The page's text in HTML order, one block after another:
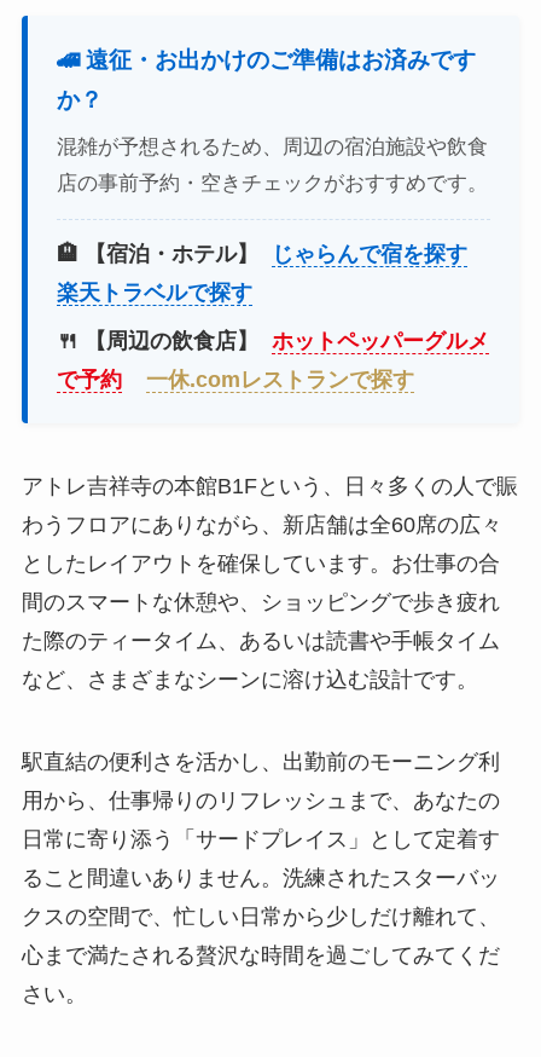
🚄 遠征・お出かけのご準備はお済みです
か？
混雑が予想されるため、周辺の宿泊施設や飲食
店の事前予約・空きチェックがおすすめです。
🏨 【宿泊・ホテル】
じゃらんで宿を探す
楽天トラベルで探す
🍴 【周辺の飲食店】
ホットペッパーグルメ
で予約
一休.comレストランで探す
アトレ吉祥寺の本館B1Fという、日々多くの人で賑
わうフロアにありながら、新店舗は全60席の広々
としたレイアウトを確保しています。お仕事の合
間のスマートな休憩や、ショッピングで歩き疲れ
た際のティータイム、あるいは読書や手帳タイム
など、さまざまなシーンに溶け込む設計です。
駅直結の便利さを活かし、出勤前のモーニング利
用から、仕事帰りのリフレッシュまで、あなたの
日常に寄り添う「サードプレイス」として定着す
ること間違いありません。洗練されたスターバッ
クスの空間で、忙しい日常から少しだけ離れて、
心まで満たされる贅沢な時間を過ごしてみてくだ
さい。